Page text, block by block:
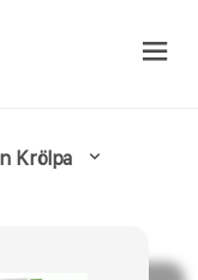
Krölpa